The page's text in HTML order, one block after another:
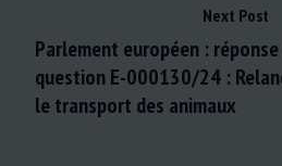
Next Post
Parlement européen :
question E-000130/24 :
le transport des animaux